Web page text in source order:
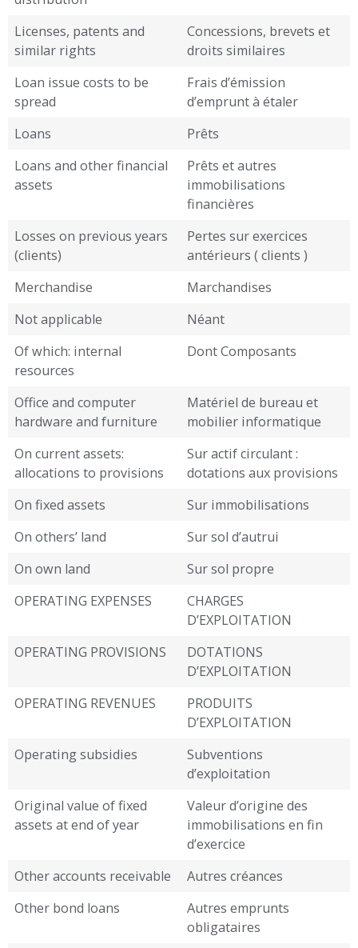
Licenses, patents and
similar rights
Concessions, brevets et
droits similaires
Loan issue costs to be
spread
Frais d’émission
d’emprunt à étaler
Loans
Prêts
Loans and other financial
assets
Prêts et autres
immobilisations
financières
Losses on previous years
(clients)
Pertes sur exercices
antérieurs ( clients )
Merchandise
Marchandises
Not applicable
Néant
Of which: internal
resources
Dont Composants
Office and computer
hardware and furniture
Matériel de bureau et
mobilier informatique
On current assets:
allocations to provisions
Sur actif circulant :
dotations aux provisions
On fixed assets
Sur immobilisations
On others’ land
Sur sol d’autrui
On own land
Sur sol propre
OPERATING EXPENSES
CHARGES
D’EXPLOITATION
OPERATING PROVISIONS
DOTATIONS
D’EXPLOITATION
OPERATING REVENUES
PRODUITS
D’EXPLOITATION
Operating subsidies
Subventions
d’exploitation
Original value of fixed
assets at end of year
Valeur d’origine des
immobilisations en fin
d’exercice
Other accounts receivable
Autres créances
Other bond loans
Autres emprunts
obligataires